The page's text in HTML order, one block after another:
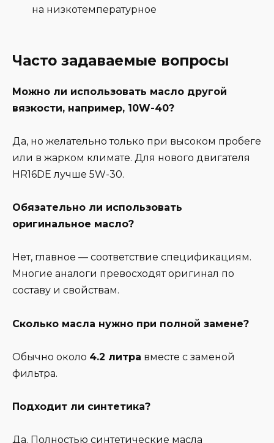
на низкотемпературное
Часто задаваемые вопросы
Можно ли использовать масло другой
вязкости, например, 10W-40?
Да, но желательно только при высоком пробеге
или в жарком климате. Для нового двигателя
HR16DE лучше 5W-30.
Обязательно ли использовать
оригинальное масло?
Нет, главное — соответствие спецификациям.
Многие аналоги превосходят оригинал по
составу и свойствам.
Сколько масла нужно при полной замене?
Обычно около 4.2 литра вместе с заменой
фильтра.
Подходит ли синтетика?
Да. Полностью синтетические масла